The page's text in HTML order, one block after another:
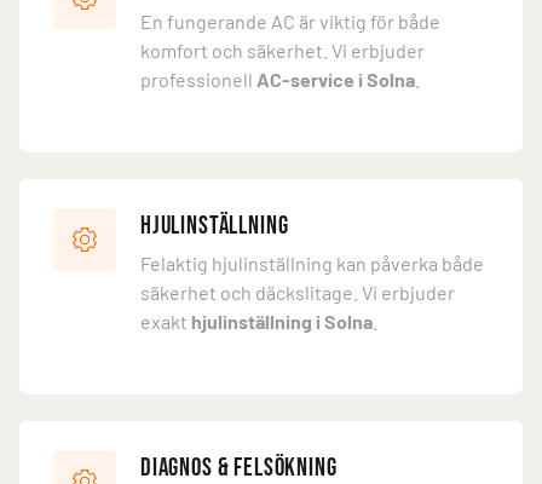
En fungerande AC är viktig för både
komfort och säkerhet. Vi erbjuder
professionell AC-service i Solna
Hjulinställning
Felaktig hjulinställning kan påverka både
säkerhet och däckslitage. Vi erbjuder
exakt hjulinställning i Solna
Diagnos & felsökning